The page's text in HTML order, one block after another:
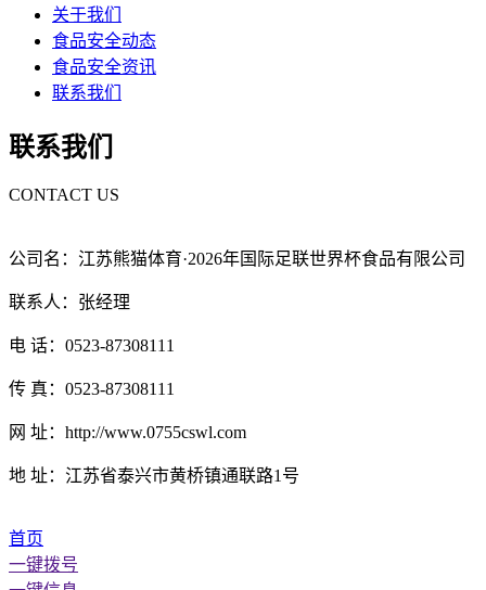
关于我们
食品安全动态
食品安全资讯
联系我们
联系我们
CONTACT US
公司名：江苏熊猫体育·2026年国际足联世界杯食品有限公司
联系人：张经理
电 话：0523-87308111
传 真：0523-87308111
网 址：http://www.0755cswl.com
地 址：江苏省泰兴市黄桥镇通联路1号
首页
一键拨号